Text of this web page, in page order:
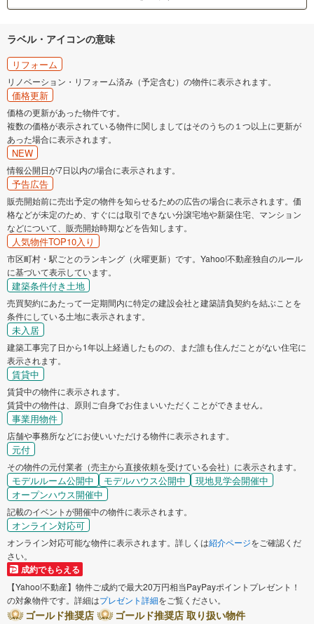
ラベル・アイコンの意味
リフォーム
リノベーション・リフォーム済み（予定含む）の物件に表示されます。
価格更新
価格の更新があった物件です。
複数の価格が表示されている物件に関しましてはそのうちの１つ以上に更新が
あった場合に表示されます。
NEW
情報公開日が7日以内の場合に表示されます。
予告広告
販売開始前に売出予定の物件を知らせるための広告の場合に表示されます。価
格などが未定のため、すぐには取引できない分譲宅地や新築住宅、マンション
などについて、販売開始時期などを告知します。
人気物件TOP10入り
市区町村・駅ごとのランキング（火曜更新）です。Yahoo!不動産独自のルール
に基づいて表示しています。
建築条件付き土地
売買契約にあたって一定期間内に特定の建設会社と建築請負契約を結ぶことを
条件にしている土地に表示されます。
未入居
建築工事完了日から1年以上経過したものの、まだ誰も住んだことがない住宅に
表示されます。
賃貸中
賃貸中の物件に表示されます。
賃貸中の物件は、原則ご自身でお住まいいただくことができません。
事業用物件
店舗や事務所などにお使いいただける物件に表示されます。
元付
その物件の元付業者（売主から直接依頼を受けている会社）に表示されます。
モデルルーム公開中 モデルハウス公開中
現地見学会開催中
オープンハウス開催中
記載のイベントが開催中の物件に表示されます。
オンライン対応可
オンライン対応可能な物件に表示されます。詳しくは紹介ページをご確認くだ
さい。
成約でもらえる
【Yahoo!不動産】物件ご成約で最大20万円相当PayPayポイントプレゼント！
の対象物件です。詳細はプレゼント詳細をご覧ください。
ゴールド推奨店
ゴールド推奨店 取り扱い物件